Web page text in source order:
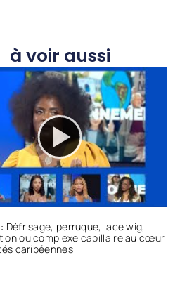
à voir aussi
: Défrisage, perruque, lace wig,
ou complexe capillaire au cœur
caribéennes